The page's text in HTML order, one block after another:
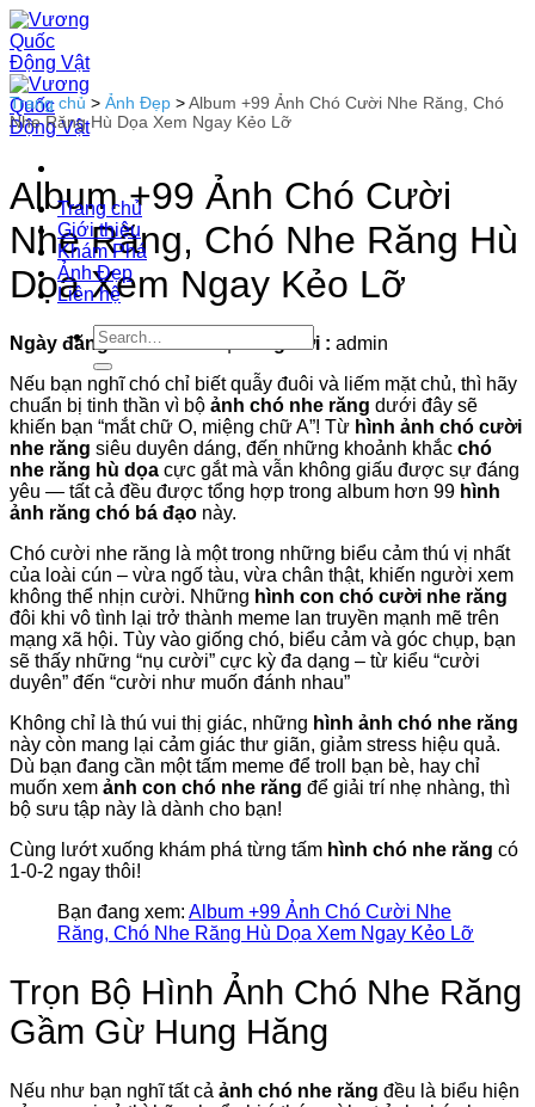
Bỏ
qua
nội
dung
Trang chủ
Giới thiệu
Khám Phá
Ảnh Đẹp
Liên hệ
Trang chủ > Ảnh Đẹp >Album +99 Ảnh Chó Cười Nhe Răng, Chó
Nhe Răng Hù Dọa Xem Ngay Kẻo Lỡ
Album +99 Ảnh Chó Cười
Nhe Răng, Chó Nhe Răng Hù
Dọa Xem Ngay Kẻo Lỡ
Ngày đăng :10-10-2025 Đăng bởi : admin
Nếu bạn nghĩ chó chỉ biết quẫy đuôi và liếm mặt chủ, thì hãy
chuẩn bị tinh thần vì bộ ảnh chó nhe răng dưới đây sẽ
khiến bạn “mắt chữ O, miệng chữ A”! Từ hình ảnh chó cười
nhe răng siêu duyên dáng, đến những khoảnh khắc chó
nhe răng hù dọa cực gắt mà vẫn không giấu được sự đáng
yêu — tất cả đều được tổng hợp trong album hơn 99 hình
ảnh răng chó bá đạo này.
Chó cười nhe răng là một trong những biểu cảm thú vị nhất
của loài cún – vừa ngố tàu, vừa chân thật, khiến người xem
không thể nhịn cười. Những hình con chó cười nhe răng
đôi khi vô tình lại trở thành meme lan truyền mạnh mẽ trên
mạng xã hội. Tùy vào giống chó, biểu cảm và góc chụp, bạn
sẽ thấy những “nụ cười” cực kỳ đa dạng – từ kiểu “cười
duyên” đến “cười như muốn đánh nhau”
Không chỉ là thú vui thị giác, những hình ảnh chó nhe răng
này còn mang lại cảm giác thư giãn, giảm stress hiệu quả.
Dù bạn đang cần một tấm meme để troll bạn bè, hay chỉ
muốn xem ảnh con chó nhe răng để giải trí nhẹ nhàng, thì
bộ sưu tập này là dành cho bạn!
Cùng lướt xuống khám phá từng tấm hình chó nhe răng có
1-0-2 ngay thôi!
Bạn đang xem: Album +99 Ảnh Chó Cười Nhe
Răng, Chó Nhe Răng Hù Dọa Xem Ngay Kẻo Lỡ
Trọn Bộ Hình Ảnh Chó Nhe Răng
Gầm Gừ Hung Hăng
Nếu như bạn nghĩ tất cả ảnh chó nhe răng đều là biểu hiện